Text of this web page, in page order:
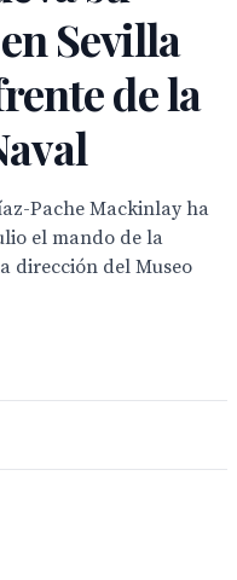
Sevilla
de la
Pache Mackinlay ha
el mando de la
dirección del Museo